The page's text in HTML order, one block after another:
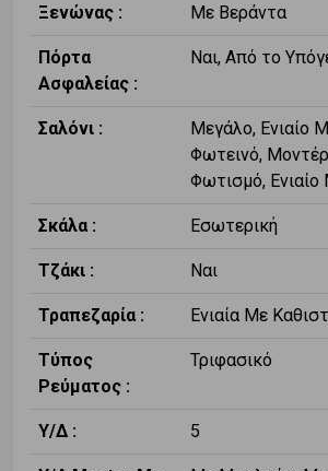
Ξενώνας : Με Βεράντα
Πόρτα
Ασφαλείας :
Ναι, Από το
Σαλόνι :
Μεγάλο, Ενιαίο
Φωτεινό,
Φωτισμό, Ενιαίο
Σκάλα : Εσωτερική
Τζάκι : Ναι
Τραπεζαρία : Ενιαία Με
Τύπος
Ρεύματος :
Τριφασικό
Υ/Δ : 5